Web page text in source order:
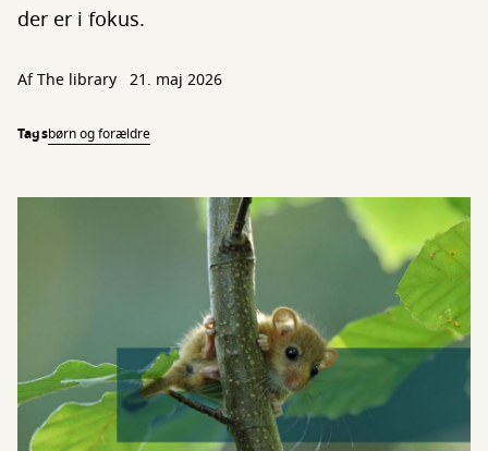
der er i fokus.
Af The library 21. maj 2026
Tagsbørn og forældre